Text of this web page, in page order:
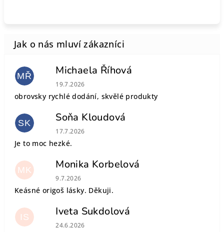
MŘ Michaela Říhová
Hodnocení obchodu je 5 z 5 hvězdiček.
19.7.2026
obrovsky rychlé dodání, skvělé produkty
SK Soňa Kloudová
Hodnocení obchodu je 5 z 5 hvězdiček.
17.7.2026
Je to moc hezké.
MK Monika Korbelová
Hodnocení obchodu je 5 z 5 hvězdiček.
9.7.2026
Keásné origoš lásky. Děkuji.
IS Iveta Sukdolová
Hodnocení obchodu je 5 z 5 hvězdiček.
24.6.2026